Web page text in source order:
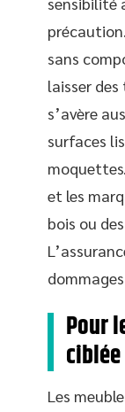
sans
laisser des
s’avère
surfaces
et les
bois ou
Pour
ciblée
Les